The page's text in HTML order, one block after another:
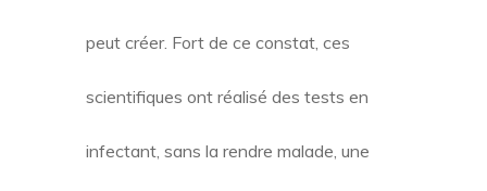
peut créer. Fort de ce constat, ces
scientifiques ont réalisé des tests en
infectant, sans la rendre malade, une